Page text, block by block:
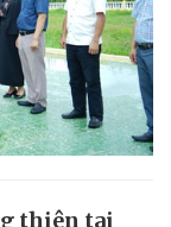
thiên tai